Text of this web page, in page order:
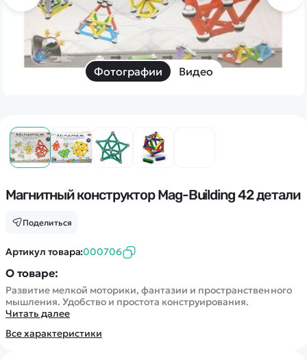
Фотографии Видео
Магнитный конструктор Mag-Building 42 детали
Поделиться
Артикул товара:000706
О товаре:
Развитие мелкой моторики, фантазии и пространственного
мышления. Удобство и простота конструирования.
Читать далее
Все характеристики
Дополнительный способ связи
WhatsApp/Мобильный
Есть вопрос? Можем связаться с вами
Наши соцсети:
Каталог
Квадрокоптеры
Машинки
Танки
Вертолеты
Катера
Оптовые продажи
Блог
Статьи про беспилотники
Покупателю
Контакты